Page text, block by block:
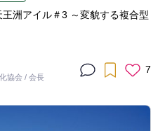
洲アイル＃3 ～変貌する複合型
協会 / 会長
7